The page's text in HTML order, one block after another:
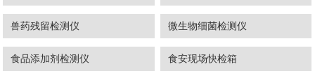
兽药残留检测仪 微生物细菌检测仪
食品添加剂检测仪 食安现场快检箱